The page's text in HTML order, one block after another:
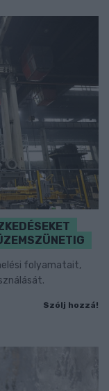
folyamatait,
Szólj hozzá!